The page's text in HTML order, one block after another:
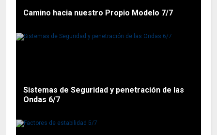
Camino hacia nuestro Propio Modelo 7/7
Sistemas de Seguridad y penetración de las
Ondas 6/7